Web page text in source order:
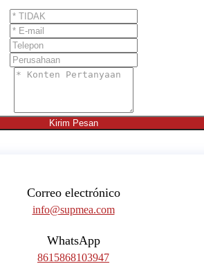
Kirim Pesan
Correo electrónico
info@supmea.com
WhatsApp
8615868103947